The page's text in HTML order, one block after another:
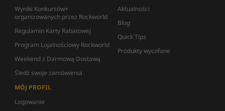
Wyniki Konkursów+
organizowanych przez Rockworld
Regulamin Karty Rabatowej
Program Lojalnościowy Rockworld
Weekend z Darmową Dostawą
Śledź swoje zamówienia
Aktualności
Blog
Quick Tips
Produkty wycofane
MÓJ PROFIL
Logowanie